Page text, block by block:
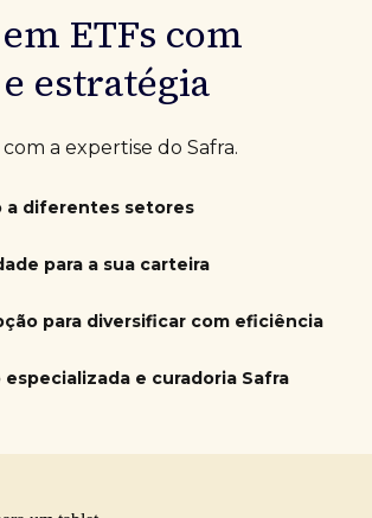
ETFs com
estratégia
a expertise do Safra.
a diferentes setores
para a sua carteira
para diversificar com eficiência
especializada e curadoria Safra